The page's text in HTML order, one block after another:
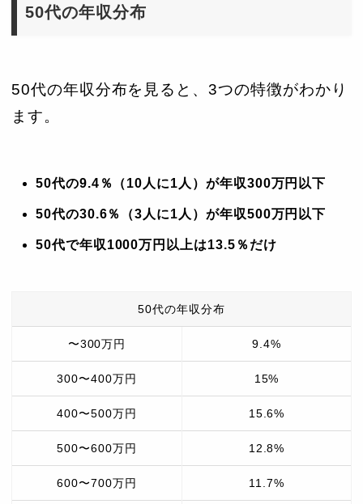
50代の年収分布
50代の年収分布を見ると、3つの特徴がわかり
ます。
50代の9.4％（10人に1人）が年収300万円以下
50代の30.6％（3人に1人）が年収500万円以下
50代で年収1000万円以上は13.5％だけ
50代の年収分布
〜300万円 9.4%
300〜400万円 15%
400〜500万円 15.6%
500〜600万円 12.8%
600〜700万円 11.7%